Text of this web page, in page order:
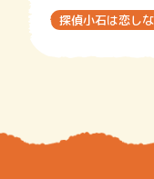
探偵小石は恋し